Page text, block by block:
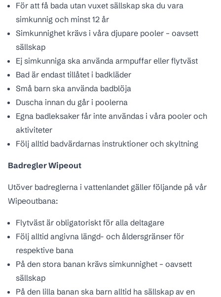
För att få bada utan vuxet sällskap ska du vara
simkunnig och minst 12 år
Simkunnighet krävs i våra djupare pooler – oavsett
sällskap
Ej simkunniga ska använda armpuffar eller flytväst
Bad är endast tillåtet i badkläder
Små barn ska använda badblöja
Duscha innan du går i poolerna
Egna badleksaker får inte användas i våra pooler och
aktiviteter
Följ alltid badvärdarnas instruktioner och skyltning
Badregler Wipeout
Utöver badreglerna i vattenlandet gäller följande på vår
Wipeoutbana:
Flytväst är obligatoriskt för alla deltagare
Följ alltid angivna längd- och åldersgränser för
respektive bana
På den stora banan krävs simkunnighet – oavsett
sällskap
På den lilla banan ska barn alltid ha sällskap av en